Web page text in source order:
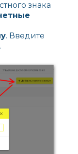
знака
. Введите